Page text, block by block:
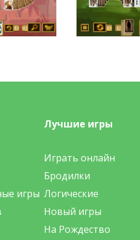
игры
Лучшие игры
Играть онлайн
Бродилки
Логические
Новый игры
На Рождество